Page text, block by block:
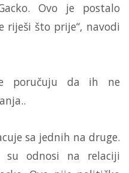
Ovo je postalo
riješi što prije“, navodi
poručuju da ih ne
sa jednih na druge.
su odnosi na relaciji